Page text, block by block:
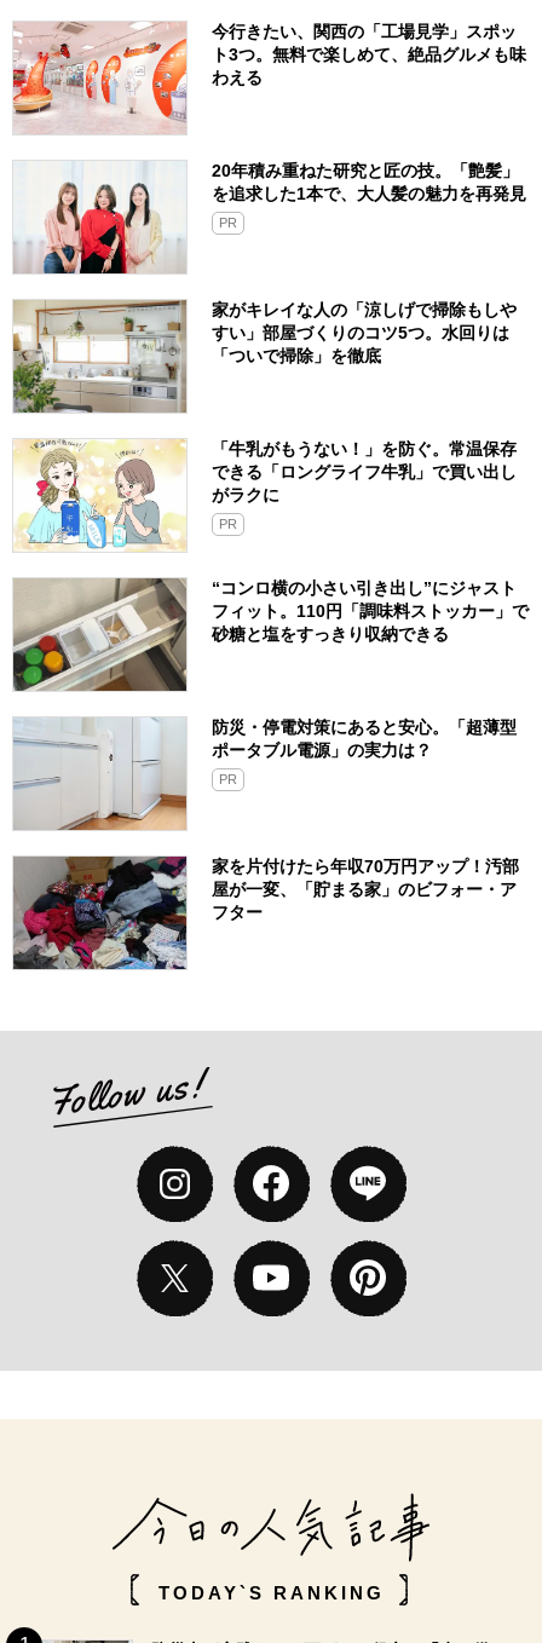
今行きたい、関西の「工場見学」スポッ
ト3つ。無料で楽しめて、絶品グルメも味
わえる
20年積み重ねた研究と匠の技。「艶髪」
を追求した1本で、大人髪の魅力を再発見
PR
家がキレイな人の「涼しげで掃除もしや
すい」部屋づくりのコツ5つ。水回りは
「ついで掃除」を徹底
「牛乳がもうない！」を防ぐ。常温保存
できる「ロングライフ牛乳」で買い出し
がラクに
PR
“コンロ横の小さい引き出し”にジャスト
フィット。110円「調味料ストッカー」で
砂糖と塩をすっきり収納できる
防災・停電対策にあると安心。「超薄型
ポータブル電源」の実力は？​
PR
家を片付けたら年収70万円アップ！汚部
屋が一変、「貯まる家」のビフォー・ア
フター
TODAY`S RANKING